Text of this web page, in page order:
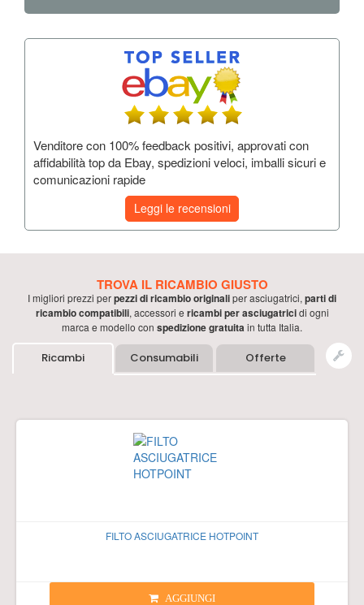
Venditore con 100% feedback positivi, approvati con
affidabilità top da Ebay, spedizioni veloci, imballi sicuri e
comunicazioni rapide
Leggi le recensioni
TROVA IL RICAMBIO GIUSTO
I migliori prezzi perpezzi di ricambio originaliperasciugatrici, parti di
ricambio compatibili, accessori e ricambi perasciugatricidi ogni
marca e modello con spedizione gratuitain tutta Italia.
Ricambi Consumabili Offerte
FILTO ASCIUGATRICE HOTPOINT
AGGIUNGI